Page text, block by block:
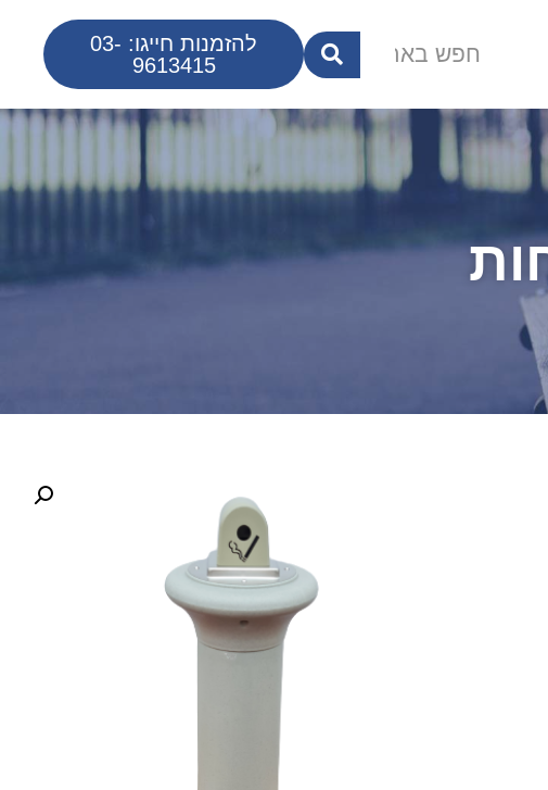
להזמנות חייגו: 03-
9613415